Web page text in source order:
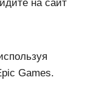
на сайт
Games.